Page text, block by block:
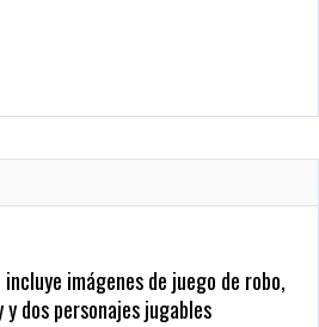
digitales su racha de
imágenes de juego de robo,
dos personajes jugables